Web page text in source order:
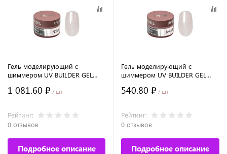
Гель моделирующий с
шиммером UV BUILDER GEL
1 081.60 ₽ / шт
Рейтинг:
0 отзывов
Подробное описание
Гель моделирующий с
шиммером UV BUILDER GEL
540.80 ₽ / шт
Рейтинг:
0 отзывов
Подробное описание